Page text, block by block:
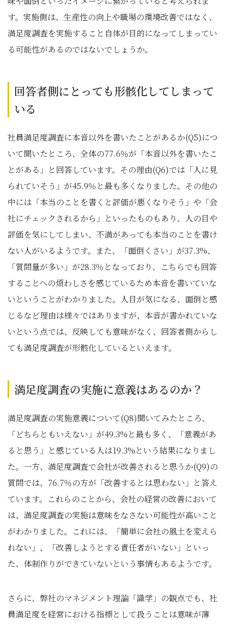
す。実施側は、生産性の向上や職場の環境改善ではなく、
満足度調査を実施すること自体が目的になってしまってい
る可能性があるのではないでしょうか。
回答者側にとっても形骸化してしまって
いる
社員満足度調査に本音以外を書いたことがあるか(Q5)につ
いて聞いたところ、全体の77.6％が「本音以外を書いたこ
とがある」と回答しています。その理由(Q6)では「人に見
られていそう」が45.9％と最も多くなりました。その他の
中には「本当のことを書くと評価が悪くなりそう」や「会
社にチェックされるから」といったものもあり、人の目や
評価を気にしてしまい、不満があっても本当のことを書け
ない人がいるようです。また、「面倒くさい」が37.3%、
「質問量が多い」が28.3％となっており、こちらでも回答
することへの煩わしさを感じているため本音を書いていな
いということがわかりました。人目が気になる、面倒と感
じるなど理由は様々ではありますが、本音が書かれていな
いという点では、反映しても意味がなく、回答者側からし
ても満足度調査が形骸化しているといえます。
満足度調査の実施に意義はあるのか？
満足度調査の実施意義について(Q8)聞いてみたところ、
「どちらともいえない」が49.3%と最も多く、「意義があ
ると思う」と感じている人は19.3%という結果になりまし
た。一方、満足度調査で会社が改善されると思うか(Q9)の
質問では、76.7％の方が「改善するとは思わない」と答え
ています。これらのことから、会社の経営の改善において
は、満足度調査の実施は意味をなさない可能性が高いこと
がわかりました。これには、「簡単に会社の風土を変えら
れない」、「改善しようとする責任者がいない」といっ
た、体制作りができていないという事情もあるようです。
さらに、弊社のマネジメント理論「識学」の観点でも、社
員満足度を経営における指標として扱うことは意味が薄